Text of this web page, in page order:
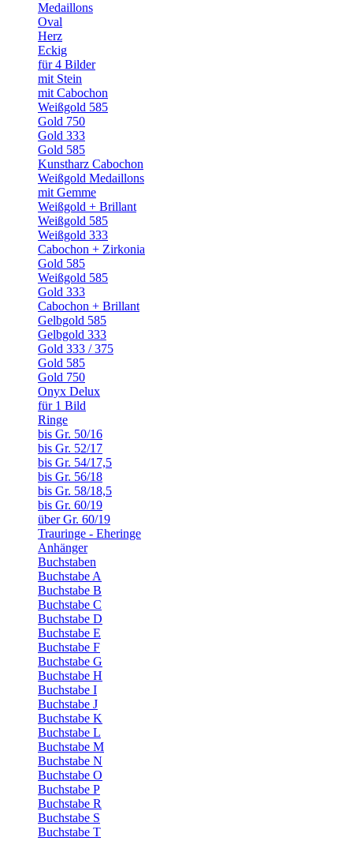
Medaillons
Oval
Herz
Eckig
für 4 Bilder
mit Stein
mit Cabochon
Weißgold 585
Gold 750
Gold 333
Gold 585
Kunstharz Cabochon
Weißgold Medaillons
mit Gemme
Weißgold + Brillant
Weißgold 585
Weißgold 333
Cabochon + Zirkonia
Gold 585
Weißgold 585
Gold 333
Cabochon + Brillant
Gelbgold 585
Gelbgold 333
Gold 333 / 375
Gold 585
Gold 750
Onyx Delux
für 1 Bild
Ringe
bis Gr. 50/16
bis Gr. 52/17
bis Gr. 54/17,5
bis Gr. 56/18
bis Gr. 58/18,5
bis Gr. 60/19
über Gr. 60/19
Trauringe - Eheringe
Anhänger
Buchstaben
Buchstabe A
Buchstabe B
Buchstabe C
Buchstabe D
Buchstabe E
Buchstabe F
Buchstabe G
Buchstabe H
Buchstabe I
Buchstabe J
Buchstabe K
Buchstabe L
Buchstabe M
Buchstabe N
Buchstabe O
Buchstabe P
Buchstabe R
Buchstabe S
Buchstabe T